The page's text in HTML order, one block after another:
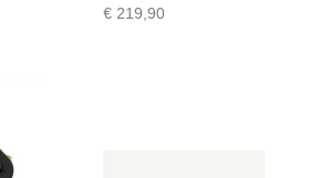
€ 219,90